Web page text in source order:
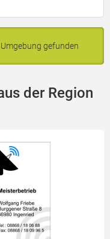
gefunden
der Region